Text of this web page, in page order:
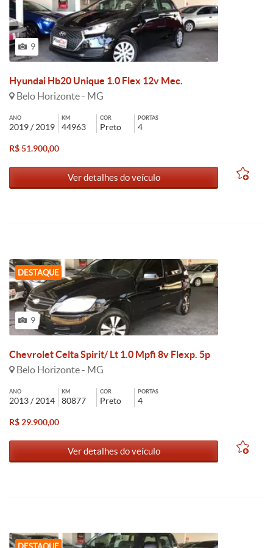
9
Hyundai Hb20 Unique 1.0 Flex 12v Mec.
Belo Horizonte - MG
ANO
2019 / 2019
KM
44963
COR
Preto
PORTAS
4
R$ 51.900,00
Ver detalhes do veículo
DESTAQUE
9
Chevrolet Celta Spirit/ Lt 1.0 Mpfi 8v Flexp. 5p
Belo Horizonte - MG
ANO
2013 / 2014
KM
80877
COR
Preto
PORTAS
4
R$ 29.900,00
Ver detalhes do veículo